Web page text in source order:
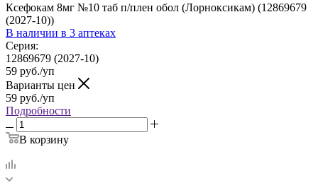
Ксефокам 8мг №10 таб п/плен обол (Лорноксикам) (12869679
(2027-10))
В наличии в 3 аптеках
Серия:
12869679 (2027-10)
59 руб./уп
Варианты цен
59 руб./уп
Подробности
В корзину